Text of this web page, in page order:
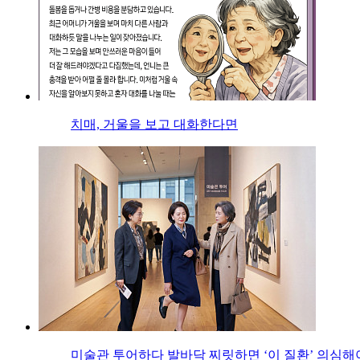
치매, 거울을 보고 대화한다면
미술관 투어하다 발바닥 찌릿하면 ‘이 질환’ 의심해